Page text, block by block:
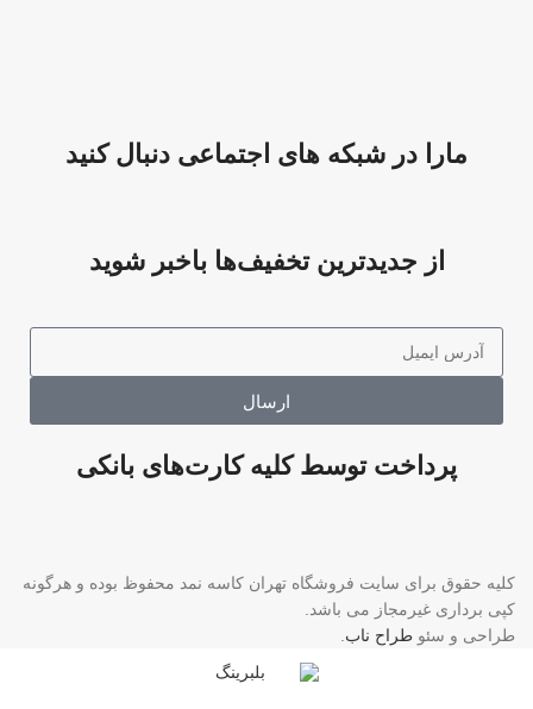
مارا در شبکه های اجتماعی دنبال کنید
از جدیدترین تخفیف‌ها باخبر شوید
ارسال
پرداخت توسط کلیه کارت‌های بانکی
کلیه حقوق برای سایت فروشگاه تهران کاسه نمد محفوظ بوده و هرگونه
کپی برداری غیرمجاز می باشد.
طراحی و سئو طراح ناب
بلبرینگ